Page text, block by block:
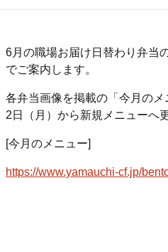
6月の職場お届け日替わり弁当
でご案内します。
各弁当画像を掲載の「今月の
2日（月）から新規メニューへ
[今月のメニュー]
https://www.yamauchi-cf.jp/